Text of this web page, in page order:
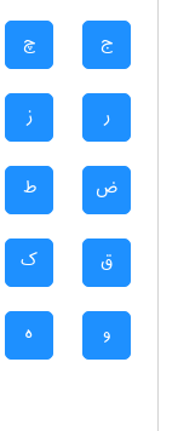
ج چ
ر ز
ض ط
ق ک
و ه